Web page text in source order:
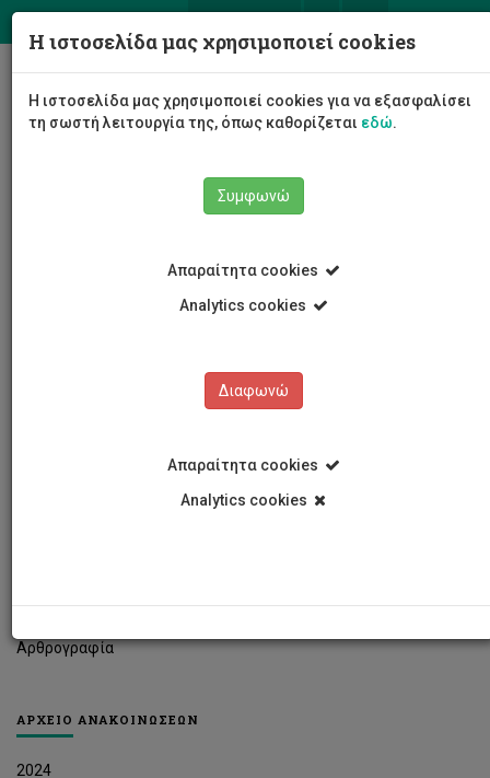
Αρθρογραφία
ΑΡΧΕΙΟ ΑΝΑΚΟΙΝΩΣΕΩΝ
2024
Η ιστοσελίδα μας χρησιμοποιεί cookies
Η ιστοσελίδα μας χρησιμοποιεί cookies για να εξασφαλίσει
τη σωστή λειτουργία της, όπως καθορίζεται εδώ.
Συμφωνώ
Απαραίτητα cookies
Analytics cookies
Διαφωνώ
Απαραίτητα cookies
Analytics cookies